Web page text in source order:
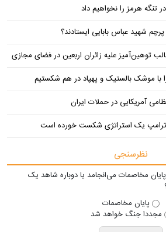
تنگه هرمز را نخواهیم داد
شهید عباس بابایی ایستادند؟
توهین‌آمیز علیه زائران اربعین در فضای مجازی
با موشک بالستیک و پهپاد در هم شکستیم
ترامپ یک استراتژی شکست خورده است
نظرسنجی
پایان مخاصمات می‌انجامد یا دوباره شاهد یک
پایان مخاصمات
مجددا جنگ خواهد شد